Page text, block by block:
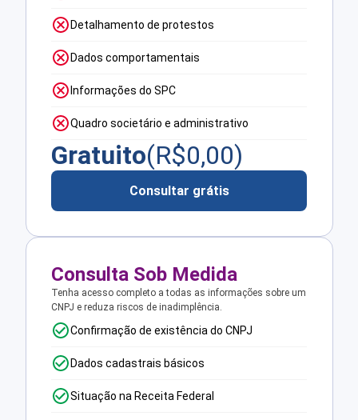
Detalhamento de protestos
Dados comportamentais
Informações do SPC
Quadro societário e administrativo
Gratuito(R$0,00)
Consultar grátis
Consulta Sob Medida
Tenha acesso completo a todas as informações sobre um
CNPJ e reduza riscos de inadimplência.
Confirmação de existência do CNPJ
Dados cadastrais básicos
Situação na Receita Federal